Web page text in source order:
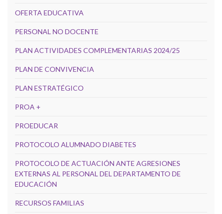
OFERTA EDUCATIVA
PERSONAL NO DOCENTE
PLAN ACTIVIDADES COMPLEMENTARIAS 2024/25
PLAN DE CONVIVENCIA
PLAN ESTRATÉGICO
PROA +
PROEDUCAR
PROTOCOLO ALUMNADO DIABETES
PROTOCOLO DE ACTUACIÓN ANTE AGRESIONES
EXTERNAS AL PERSONAL DEL DEPARTAMENTO DE
EDUCACIÓN
RECURSOS FAMILIAS